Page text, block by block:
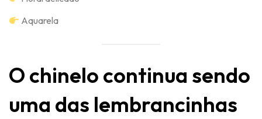
Aquarela
O chinelo continua sendo
uma das lembrancinhas